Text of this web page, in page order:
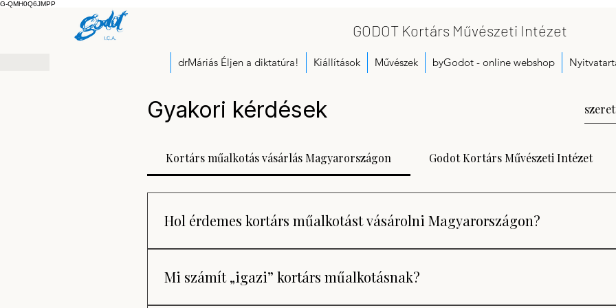
G-QMH0Q6JMPP
GODOT Kortárs Művészeti Intézet
drMáriás Éljen a diktatúra! Kiállítások Művészek byGodot - online webshop
Gyakori kérdések
Kortárs műalkotás vásárlás Magyarországon Godot Kortárs Művészeti Intézet
Hol érdemes kortárs műalkotást vásárolni Magyarországon?
vásárolni, ahol a művek kurátori döntés alapján kerülnek bemutatásra, a státuszuk
szakmailag is rendezett. Magyarországon ilyen intézményi modellben működik a Godot
Mi számít „igazi” kortárs műalkotásnak?